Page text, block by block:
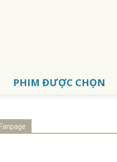
PHIM ĐƯỢC CHỌN